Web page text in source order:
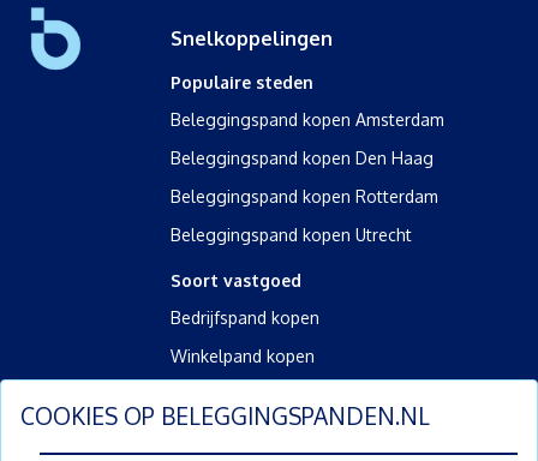
COOKIES OP BELEGGINGSPANDEN.NL
Snelkoppelingen
Populaire steden
Beleggingspand kopen Amsterdam
Beleggingspand kopen Den Haag
Beleggingspand kopen Rotterdam
Beleggingspand kopen Utrecht
Soort vastgoed
Bedrijfspand kopen
Winkelpand kopen